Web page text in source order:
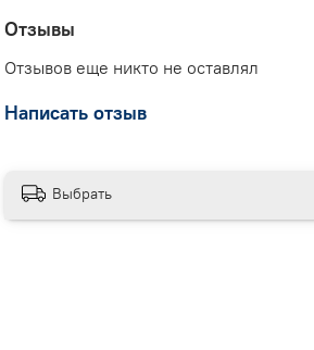
Отзывы
Отзывов еще никто не оставлял
Написать отзыв
Выбрать